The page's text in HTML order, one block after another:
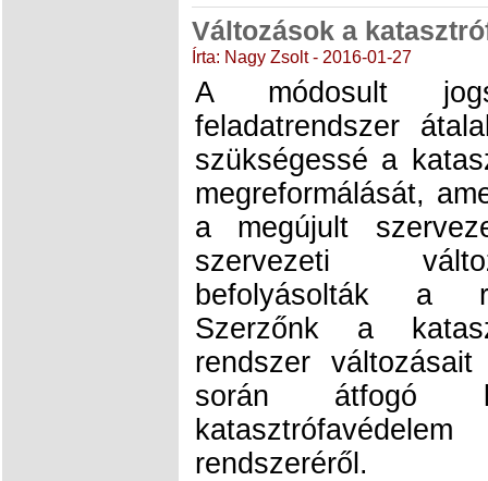
Változások a
Írta: Nagy Zsolt - 2016-01-27
A módosult
feladatrendszer
szükségessé a
megreformálását,
a megújult
szervezeti
befolyásolták a
Szerzőnk a
rendszer
során átfogó
rendszeréről.